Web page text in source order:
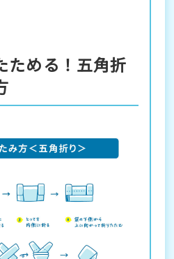
ためる！五角折